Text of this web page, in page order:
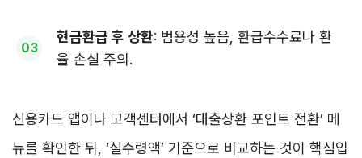
현금환급 후 상환: 범용성 높음, 환급수수료나 환
율 손실 주의.
신용카드 앱이나 고객센터에서 ‘대출상환 포인트 전환’ 메
뉴를 확인한 뒤, ‘실수령액’ 기준으로 비교하는 것이 핵심입